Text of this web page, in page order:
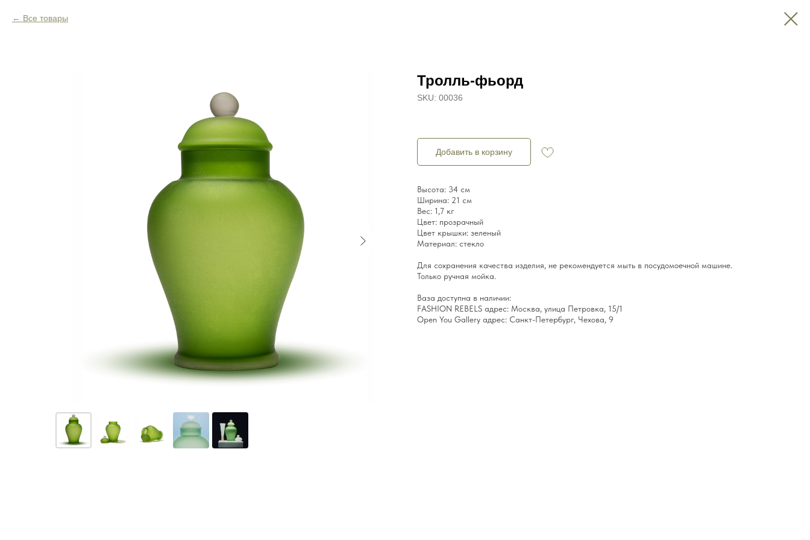
Все товары
Тролль-фьорд
SKU: 00036
Добавить в корзину
Высота: 34 см
Ширина: 21 см
Вес: 1,7 кг
Цвет: прозрачный
Цвет крышки: зеленый
Материал: стекло
Для сохранения качества изделия, не рекомендуется мыть в посудомоечной машине.
Только ручная мойка.
Ваза доступна в наличии:
FASHION REBELS адрес: Москва, улица Петровка, 15/1
Open You Gallery адрес: Санкт-Петербург, Чехова, 9